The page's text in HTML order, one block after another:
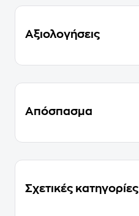
Αξιολογήσεις
Απόσπασμα
Σχετικές κατηγορίες